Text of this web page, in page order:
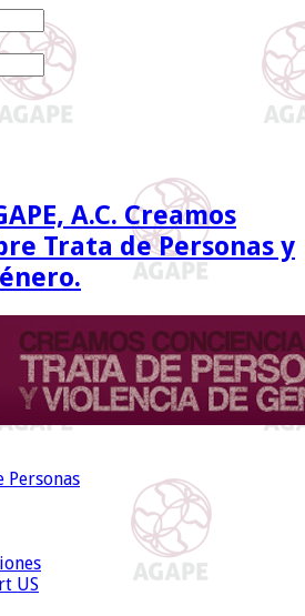
A.C. Creamos
Trata de Personas y
Personas
US